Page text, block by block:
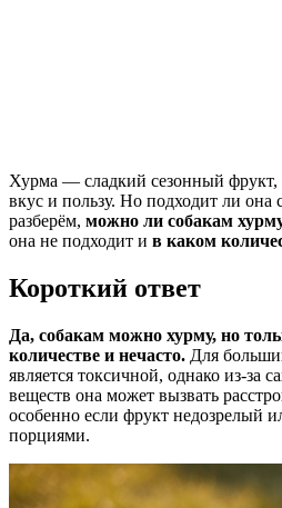
Хурма — сладкий сезонный фрукт,
вкус и пользу. Но подходит ли она
разберём, можно ли собакам
она не подходит и в каком
Короткий ответ
Да, собакам можно хурму, но
количестве и нечасто. Для
является токсичной, однако из-за
веществ она может вызвать
особенно если фрукт недозрелый
порциями.